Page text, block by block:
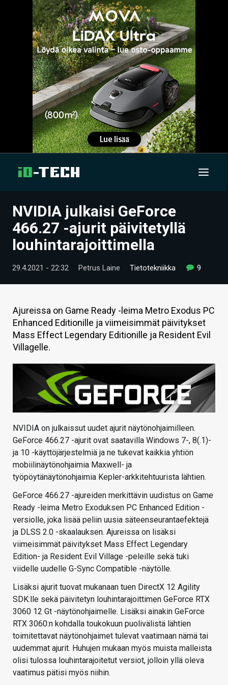
UUTISET
ARTIKKELIT
VIDEOT
TECHBBS
TIETOA
HINTA.FI
KAUPPA
NVIDIA julkaisi GeForce
466.27 -ajurit päivitetyllä
louhintarajoittimella
29.4.2021 - 22:32 Petrus Laine Tietotekniikka 9
Ajureissa on Game Ready -leima Metro Exodus PC
Enhanced Editionille ja viimeisimmät päivitykset
Mass Effect Legendary Editionille ja Resident Evil
Villagelle.
NVIDIA on julkaissut uudet ajurit näytönohjaimilleen.
GeForce 466.27 -ajurit ovat saatavilla Windows 7-, 8(.1)-
ja 10 -käyttöjärjestelmiä ja ne tukevat kaikkia yhtiön
mobiilinäytönohjaimia Maxwell- ja
työpöytänäytönohjaimia Kepler-arkkitehtuurista lähtien.
GeForce 466.27 -ajureiden merkittävin uudistus on Game
Ready -leima Metro Exoduksen PC Enhanced Edition -
versiolle, joka lisää peliin uusia säteenseurantaefektejä
ja DLSS 2.0 -skaalauksen. Ajureissa on lisäksi
viimeisimmät päivitykset Mass Effect Legendary
Edition- ja Resident Evil Village -peleille sekä tuki
viidelle uudelle G-Sync Compatible -näytölle.
Lisäksi ajurit tuovat mukanaan tuen DirectX 12 Agility
SDK:lle sekä päivitetyn louhintarajoittimen GeForce RTX
3060 12 Gt -näytönohjaimelle. Lisäksi ainakin GeForce
RTX 3060:n kohdalla toukokuun puolivälistä lähtien
toimitettavat näytönohjaimet tulevat vaatimaan nämä tai
uudemmat ajurit. Huhujen mukaan myös muista malleista
olisi tulossa louhintarajoitetut versiot, jolloin yllä oleva
vaatimus pätisi myös niihin.